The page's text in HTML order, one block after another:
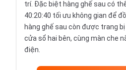
trí. Đặc biệt hàng ghế sau có
40:20:40 tối ưu không gian để
hàng ghế sau còn được trang
cửa sổ hai bên, cùng màn che
điện.